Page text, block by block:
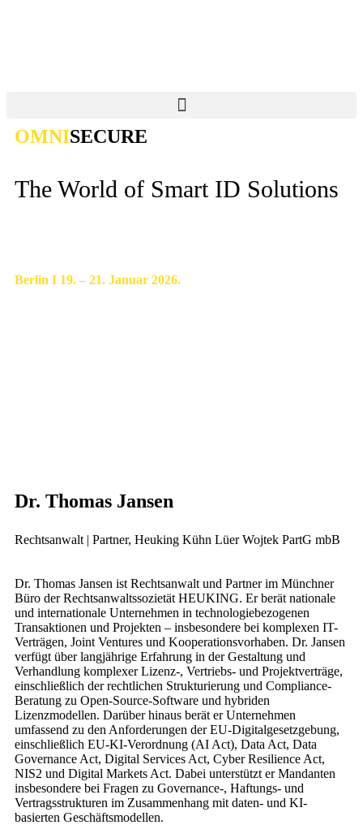
OMNISECURE
The World of Smart ID Solutions
Berlin I 19. – 21. Januar 2026.
Dr. Thomas Jansen
Rechtsanwalt | Partner, Heuking Kühn Lüer Wojtek PartG mbB
Dr. Thomas Jansen ist Rechtsanwalt und Partner im Münchner
Büro der Rechtsanwaltssozietät HEUKING. Er berät nationale
und internationale Unternehmen in technologiebezogenen
Transaktionen und Projekten – insbesondere bei komplexen IT-
Verträgen, Joint Ventures und Kooperationsvorhaben. Dr. Jansen
verfügt über langjährige Erfahrung in der Gestaltung und
Verhandlung komplexer Lizenz-, Vertriebs- und Projektverträge,
einschließlich der rechtlichen Strukturierung und Compliance-
Beratung zu Open-Source-Software und hybriden
Lizenzmodellen. Darüber hinaus berät er Unternehmen
umfassend zu den Anforderungen der EU-Digitalgesetzgebung,
einschließlich EU-KI-Verordnung (AI Act), Data Act, Data
Governance Act, Digital Services Act, Cyber Resilience Act,
NIS2 und Digital Markets Act. Dabei unterstützt er Mandanten
insbesondere bei Fragen zu Governance-, Haftungs- und
Vertragsstrukturen im Zusammenhang mit daten- und KI-
basierten Geschäftsmodellen.